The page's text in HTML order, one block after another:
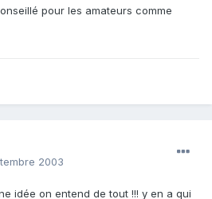
pour les amateurs comme
2003
idée on entend de tout !!! y en a qui